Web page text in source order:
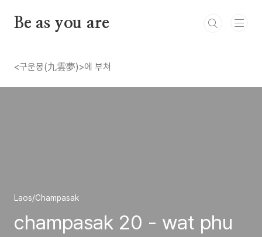
Be as you are
<구운몽(九雲夢)>에 부쳐
Laos/Champasak
champasak 20 - wat phu